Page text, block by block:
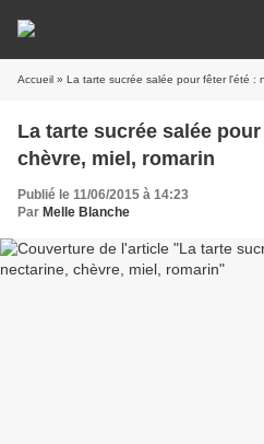
Accueil » La tarte sucrée salée pour fêter l'été :
La tarte sucrée salée
chèvre, miel, romarin
Publié le 11/06/2015 à 14:23
Par Melle Blanche